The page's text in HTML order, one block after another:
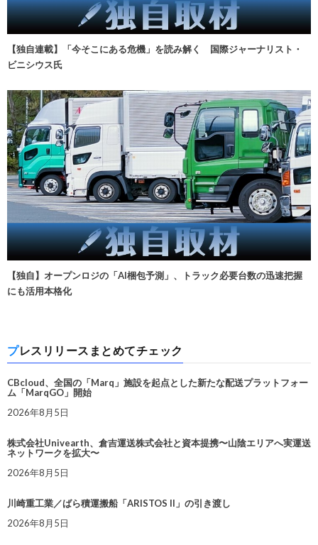
【独自連載】「今そこにある危機」を読み解く 国際ジャーナリスト・
ビニシウス氏
【独自】オープンロジの「AI梱包予測」、トラック必要台数の迅速把握
にも活用本格化
プレスリリースまとめてチェック
CBcloud、全国の「Marq」施設を起点とした新たな配送プラットフォー
ム「MarqGO」開始
2026年8月5日
株式会社Univearth、倉吉運送株式会社と資本提携〜山陰エリアへ実運送
ネットワークを拡大〜
2026年8月5日
川崎重工業／ばら積運搬船「ARISTOS II」の引き渡し
2026年8月5日